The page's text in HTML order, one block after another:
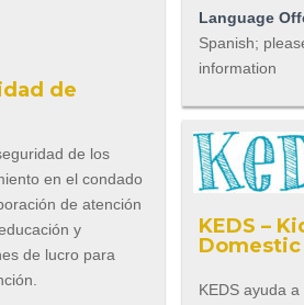
de
de los
en el condado
de atención
y
de lucro para
Language
Spanish;
information
KEDS –
KEDS ayuda